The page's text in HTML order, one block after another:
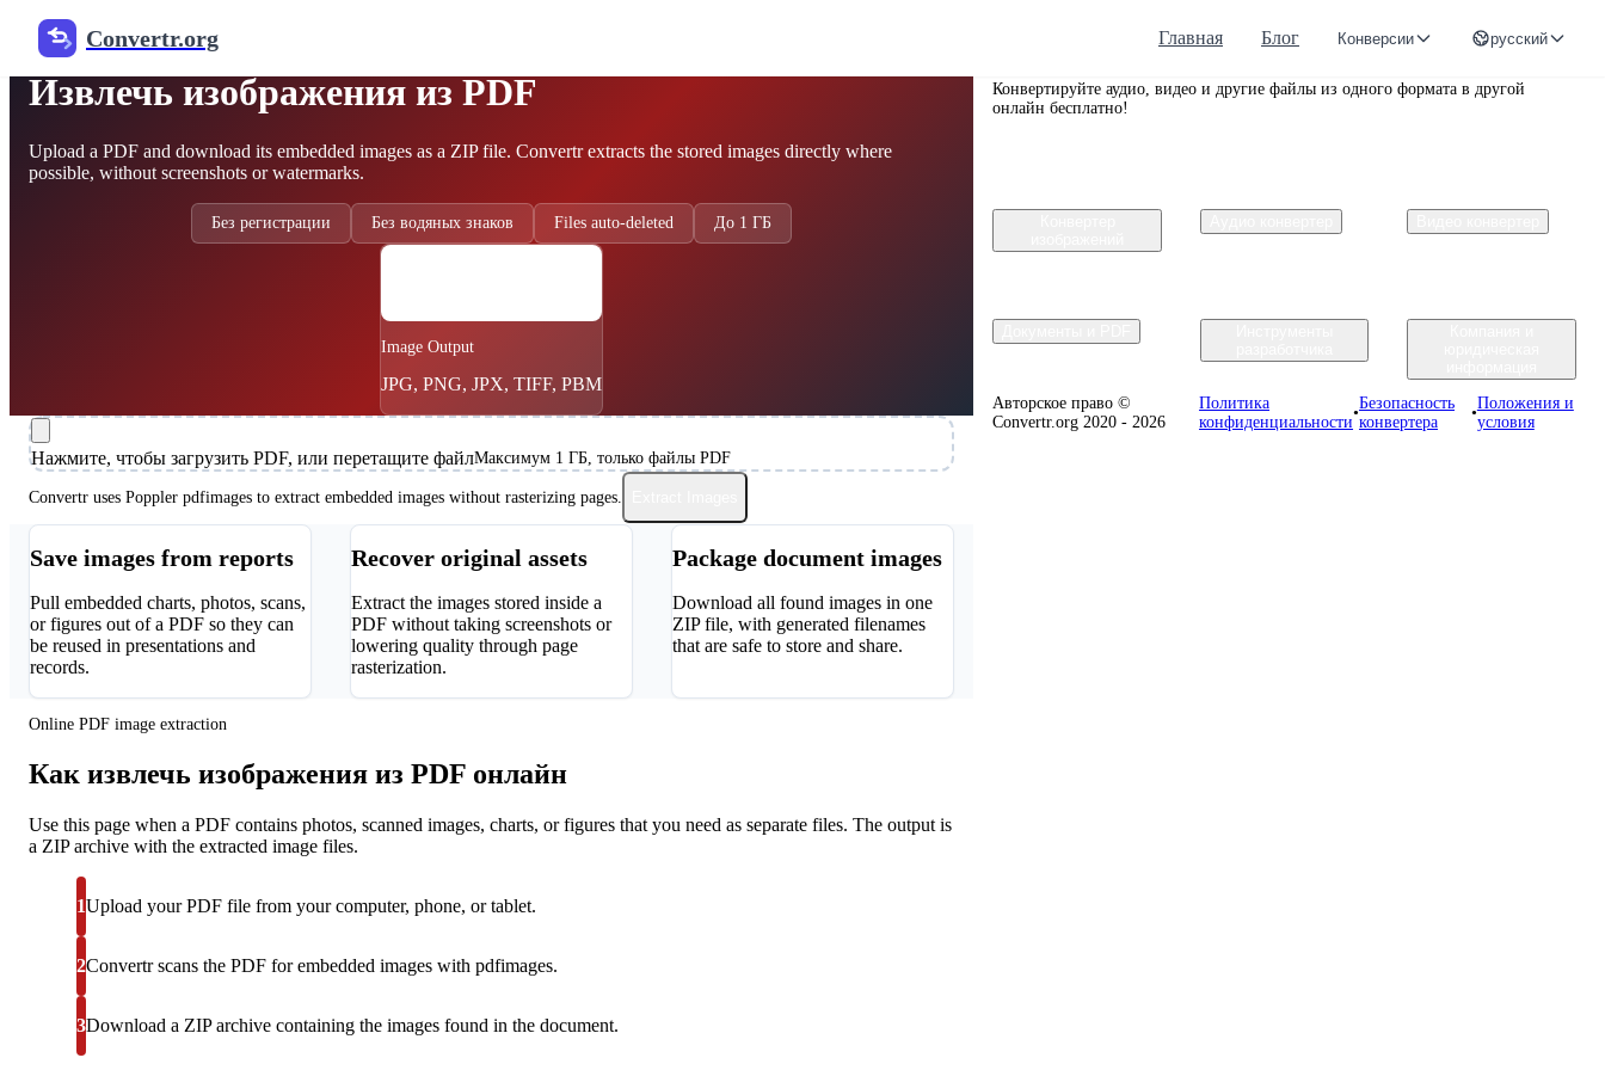
Convertr.org Главная Блог Конверсии русский
Free PDF Image Extractor
Извлечь изображения из PDF
Upload a PDF and download its embedded images as a ZIP file. Convertr extracts the stored images directly where
possible, without screenshots or watermarks.
Без регистрации Без водяных знаков Files auto-deleted До 1 ГБ
Image Output
JPG, PNG, JPX, TIFF, PBM
Нажмите, чтобы загрузить PDF, или перетащите файлМаксимум 1 ГБ, только файлы PDF
Convertr uses Poppler pdfimages to extract embedded images without rasterizing pages.
Save images from reports
Pull embedded charts, photos, scans,
or figures out of a PDF so they can
be reused in presentations and
records.
Recover original assets
Extract the images stored inside a
PDF without taking screenshots or
lowering quality through page
rasterization.
Package document images
Download all found images in one
ZIP file, with generated filenames
that are safe to store and share.
Online PDF image extraction
Как извлечь изображения из PDF онлайн
Use this page when a PDF contains photos, scanned images, charts, or figures that you need as separate files. The output is
a ZIP archive with the extracted image files.
1Upload your PDF file from your computer, phone, or tablet.
2Convertr scans the PDF for embedded images with pdfimages.
3Download a ZIP archive containing the images found in the document.
Конвертируйте аудио, видео и другие файлы из одного формата в другой
онлайн бесплатно!
Авторское право ©
Convertr.org 2020 - 2026
Политика
конфиденциальности
•
Безопасность
конвертера
•
Положения и
условия